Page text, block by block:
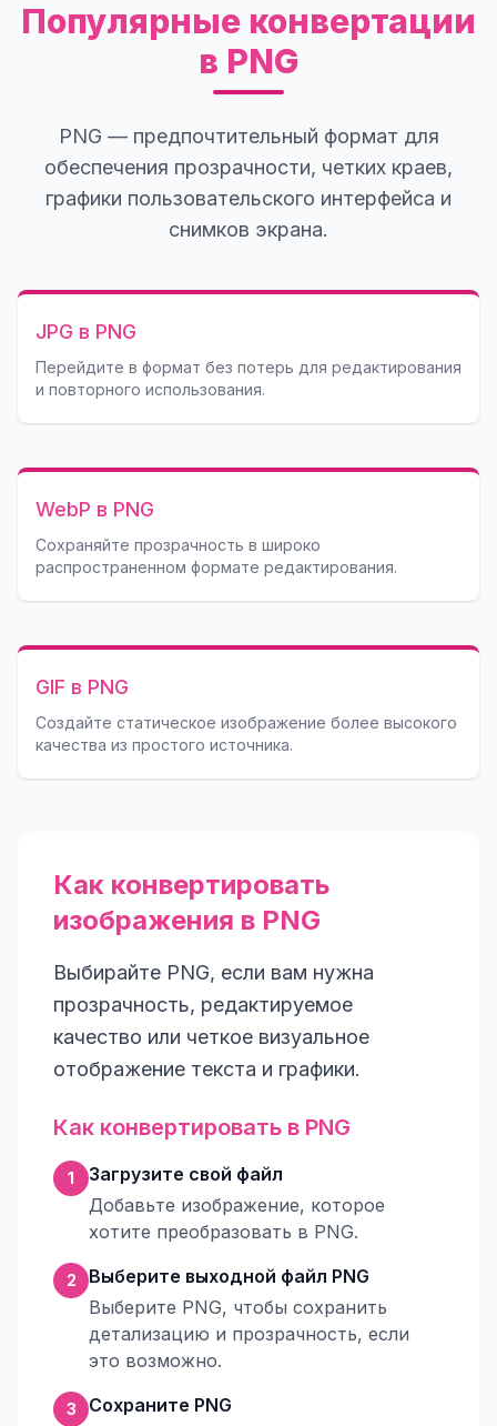
Популярные конвертации
в PNG
PNG — предпочтительный формат для
обеспечения прозрачности, четких краев,
графики пользовательского интерфейса и
снимков экрана.
JPG в PNG
Перейдите в формат без потерь для редактирования
и повторного использования.
WebP в PNG
Сохраняйте прозрачность в широко
распространенном формате редактирования.
GIF в PNG
Создайте статическое изображение более высокого
качества из простого источника.
Как конвертировать
изображения в PNG
Выбирайте PNG, если вам нужна
прозрачность, редактируемое
качество или четкое визуальное
отображение текста и графики.
Как конвертировать в PNG
1
Загрузите свой файл
Добавьте изображение, которое
хотите преобразовать в PNG.
2
Выберите выходной файл PNG
Выберите PNG, чтобы сохранить
детализацию и прозрачность, если
это возможно.
3
Сохраните PNG